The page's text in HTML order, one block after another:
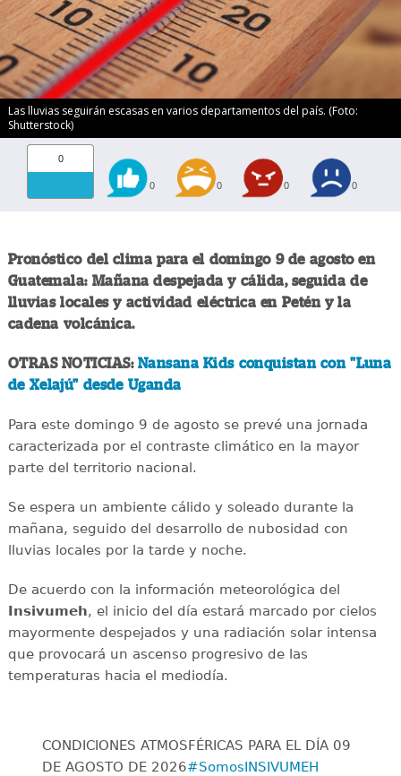
Las lluvias seguirán escasas en varios departamentos del país. (Foto:
Shutterstock)
0
0 0 0 0
Pronóstico del clima para el domingo 9 de agosto en
Guatemala: Mañana despejada y cálida, seguida de
lluvias locales y actividad eléctrica en Petén y la
cadena volcánica.
OTRAS NOTICIAS: Nansana Kids conquistan con "Luna
de Xelajú" desde Uganda
Para este domingo 9 de agosto se prevé una jornada
caracterizada por el contraste climático en la mayor
parte del territorio nacional.
Se espera un ambiente cálido y soleado durante la
mañana, seguido del desarrollo de nubosidad con
lluvias locales por la tarde y noche.
De acuerdo con la información meteorológica del
Insivumeh, el inicio del día estará marcado por cielos
mayormente despejados y una radiación solar intensa
que provocará un ascenso progresivo de las
temperaturas hacia el mediodía.
CONDICIONES ATMOSFÉRICAS PARA EL DÍA 09
DE AGOSTO DE 2026#SomosINSIVUMEH